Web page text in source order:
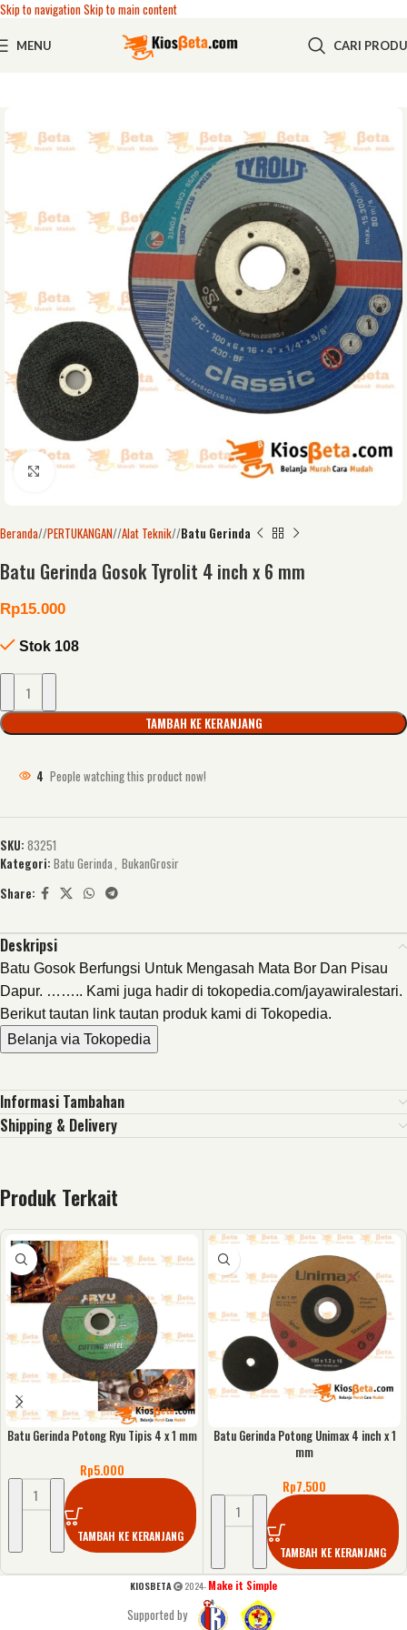
Skip to navigationSkip to main content
MENU CARI
Click to enlarge
Beranda/ PERTUKANGAN/ Alat Teknik/ Batu Gerinda
Batu Gerinda Gosok Tyrolit 4 inch x 6 mm
Rp15.000
Stok 108
TAMBAH KE KERANJANG
4 People watching this product now!
SKU: 83251
Kategori: Batu Gerinda, BukanGrosir
Share:
Deskripsi
Batu Gosok Berfungsi Untuk Mengasah Mata Bor Dan Pisau
Dapur. …….. Kami juga hadir di tokopedia.com/jayawiralestari.
Berikut tautan link tautan produk kami di Tokopedia.
Belanja via Tokopedia
Informasi Tambahan
Shipping & Delivery
Produk Terkait
Batu Gerinda Potong Ryu Tipis 4 x 1 mm
Rp5.000
TAMBAH KE KERANJANG
Batu Gerinda Potong Unimax 4 inch x 1
mm
Rp7.500
TAMBAH KE KERANJANG
KIOSBETA 2024- Make it Simple
Supported by